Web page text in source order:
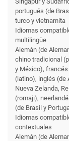
portugués (de
turco y vietnamita
Idiomas
multilingüe
Alemán (de
chino tradicional
y México), francés
(latino), inglés (de
Nueva Zelanda,
(romaji),
(de Brasil y
Idiomas
contextuales
Alemán (de